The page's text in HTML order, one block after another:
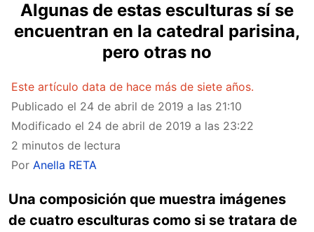
Algunas de estas esculturas sí se
encuentran en la catedral parisina,
pero otras no
Este artículo data de hace más de siete años.
Publicado el 24 de abril de 2019 a las 21:10
Modificado el 24 de abril de 2019 a las 23:22
2 minutos de lectura
Por Anella RETA
Una composición que muestra imágenes
de cuatro esculturas como si se tratara de